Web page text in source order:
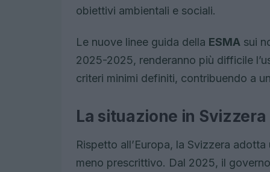
obiettivi ambientali e sociali.
Le nuove linee guida della ESMA sui
2025-2025, renderanno più difficile
criteri minimi definiti, contribuendo a
La situazione in Svizzera
Rispetto all’Europa, la Svizzera
meno prescrittivo. Dal 2025, il